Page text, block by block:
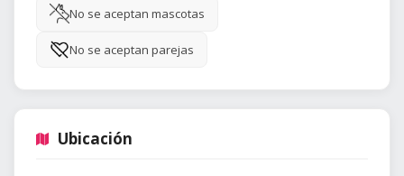
No se aceptan mascotas
No se aceptan parejas
Ubicación